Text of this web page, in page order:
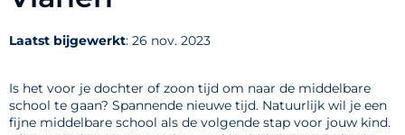
Laatst bijgewerkt: 26 nov. 2023
Is het voor je dochter of zoon tijd om naar de middelbare
school te gaan? Spannende nieuwe tijd. Natuurlijk wil je een
fijne middelbare school als de volgende stap voor jouw kind.